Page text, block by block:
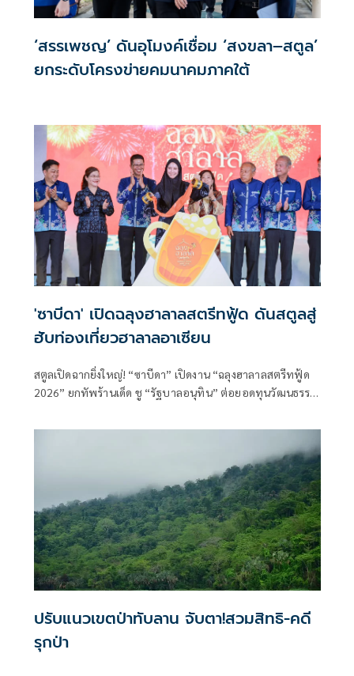
‘สรรเพชญ’ ดันอุโมงค์เชื่อม ‘สงขลา–สตูล’
ยกระดับโครงข่ายคมนาคมภาคใต้
'ซาบีดา' เปิดฉลุงฮาลาลสตรีทฟู้ด ดันสตูลสู่
ฮับท่องเที่ยวฮาลาลอาเซียน
สตูลเปิดฉากยิ่งใหญ่! “ซาบีดา” เปิดงาน “ฉลุงฮาลาลสตรีทฟู้ด
2026” ยกทัพร้านเด็ด ชู “รัฐบาลอนุทิน” ต่อยอดทุนวัฒนธรรม
ปรับแนวเขตป่าทับลาน จับตา!สวมสิทธิ-คดี
รุกป่า